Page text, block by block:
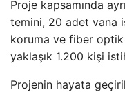
Proje kapsamında
temini, 20 adet vana
koruma ve fiber
yaklaşık 1.200 kişi
Projenin hayata